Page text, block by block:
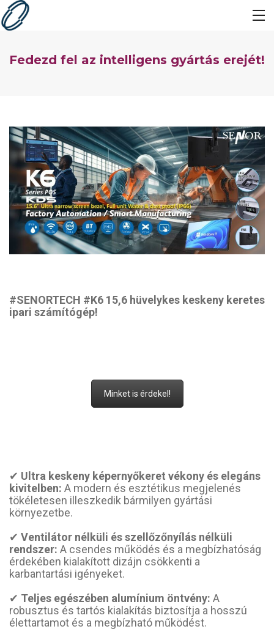
Fedezd fel az intelligens gyártás erejét!
#SENORTECH #K6 15,6 hüvelykes keskeny keretes
ipari számítógép!
Minket is érdekel!
✔ Ultra keskeny képernyőkeret vékony és elegáns
kivitelben: A modern és esztétikus megjelenés
tökéletesen illeszkedik bármilyen gyártási
környezetbe.
✔ Ventilátor nélküli és szellőzőnyílás nélküli
rendszer: A csendes működés és a megbízhatóság
érdekében kialakított dizájn csökkenti a
karbantartási igényeket.
✔ Teljes egészében alumínium öntvény: A
robusztus és tartós kialakítás biztosítja a hosszú
élettartamot és a megbízható működést.